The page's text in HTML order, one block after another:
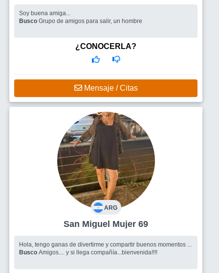
Soy buena amiga...
Busco Grupo de amigos para salir, un hombre
¿CONOCERLA?
Mensaje / Citas
ARG
San Miguel Mujer 69
Hola, tengo ganas de divertirme y compartir buenos momentos ...
Busco Amigos.... y si llega compañía...bienvenida!!!!